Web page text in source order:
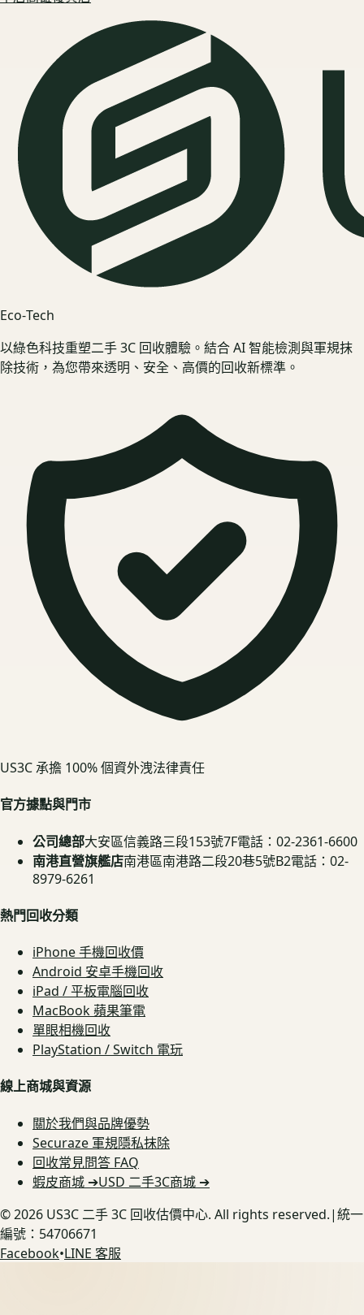
Eco‑Tech
以綠色科技重塑二手 3C 回收體驗。結合 AI 智能檢測與軍規抹
除技術，為您帶來透明、安全、高價的回收新標準。
US3C 承擔 100% 個資外洩法律責任
官方據點與門市
公司總部大安區信義路三段153號7F電話：02-2361-6600
南港直營旗艦店南港區南港路二段20巷5號B2電話：02-
8979-6261
熱門回收分類
iPhone 手機回收價
Android 安卓手機回收
iPad / 平板電腦回收
MacBook 蘋果筆電
單眼相機回收
PlayStation / Switch 電玩
線上商城與資源
關於我們與品牌優勢
Securaze 軍規隱私抹除
回收常見問答 FAQ
蝦皮商城 ➔USD 二手3C商城 ➔
©2026 US3C 二手 3C 回收估價中心. All rights reserved.|統一
編號：54706671
Facebook•LINE 客服